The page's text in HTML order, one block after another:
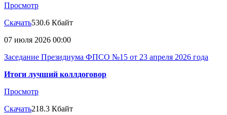
Просмотр
Скачать530.6 Кбайт
07 июля 2026 00:00
Заседание Президиума ФПСО №15 от 23 апреля 2026 года
Итоги лучший коллдоговор
Просмотр
Скачать218.3 Кбайт